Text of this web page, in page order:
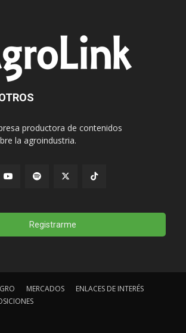
productora de contenidos
la agroindustria.
Registrarme
MERCADOS
ENLACES DE INTERÉS